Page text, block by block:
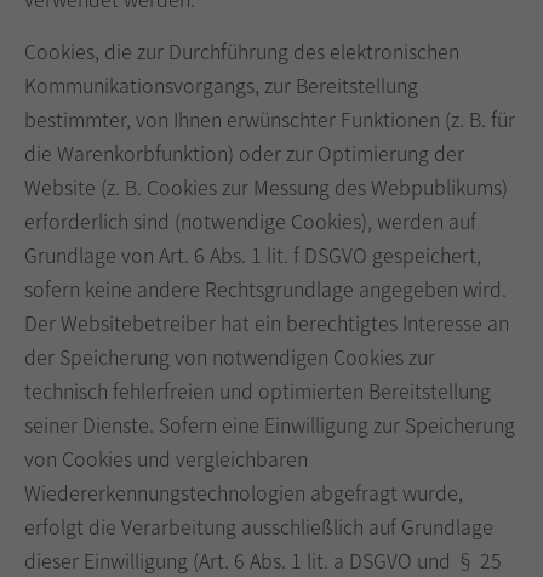
Cookies, die zur Durchführung des elektronischen
Kommunikationsvorgangs, zur Bereitstellung
bestimmter, von Ihnen erwünschter Funktionen (z. B. für
die Warenkorbfunktion) oder zur Optimierung der
Website (z. B. Cookies zur Messung des Webpublikums)
erforderlich sind (notwendige Cookies), werden auf
Grundlage von Art. 6 Abs. 1 lit. f DSGVO gespeichert,
sofern keine andere Rechtsgrundlage angegeben wird.
Der Websitebetreiber hat ein berechtigtes Interesse an
der Speicherung von notwendigen Cookies zur
technisch fehlerfreien und optimierten Bereitstellung
seiner Dienste. Sofern eine Einwilligung zur Speicherung
von Cookies und vergleichbaren
Wiedererkennungstechnologien abgefragt wurde,
erfolgt die Verarbeitung ausschließlich auf Grundlage
dieser Einwilligung (Art. 6 Abs. 1 lit. a DSGVO und § 25